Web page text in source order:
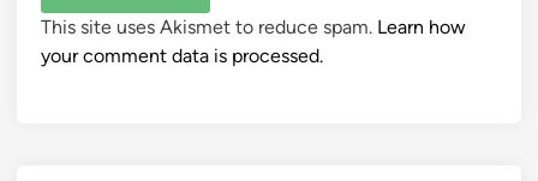
This site uses Akismet to reduce spam. Learn how
your comment data is processed.